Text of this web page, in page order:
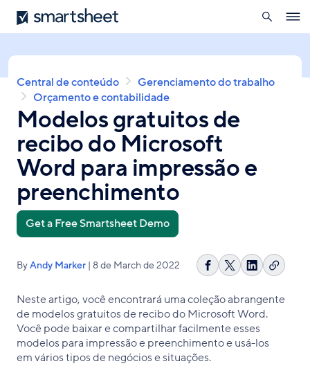
Skip
to
content
Smartsheet
pesquisa
Breadcrumb
Central de conteúdo
Gerenciamento do trabalho
Orçamento e contabilidade
Modelos gratuitos de
recibo do Microsoft
Word para impressão e
preenchimento
Get a Free Smartsheet Demo
ByAndy Marker | 8 de March de 2022
Compartilhar
Facebook
Share
X
LinkedIn
Copiar
Neste artigo, você encontrará uma coleção abrangente
de modelos gratuitos de recibo do Microsoft Word.
Você pode baixar e compartilhar facilmente esses
modelos para impressão e preenchimento e usá-los
em vários tipos de negócios e situações.